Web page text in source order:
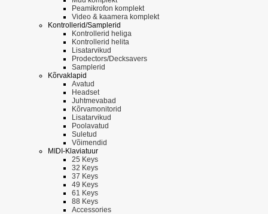
Peamikrofon komplekt
Video & kaamera komplekt
Kontrollerid/Samplerid
Kontrollerid heliga
Kontrollerid helita
Lisatarvikud
Prodectors/Decksavers
Samplerid
Kõrvaklapid
Avatud
Headset
Juhtmevabad
Kõrvamonitorid
Lisatarvikud
Poolavatud
Suletud
Võimendid
MIDI-Klaviatuur
25 Keys
32 Keys
37 Keys
49 Keys
61 Keys
88 Keys
Accessories